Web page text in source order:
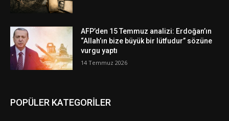
AFP’den 15 Temmuz analizi: Erdoğan’ın
“Allah’ın bize büyük bir lütfudur” sözüne
vurgu yaptı
14 Temmuz 2026
POPÜLER KATEGORİLER